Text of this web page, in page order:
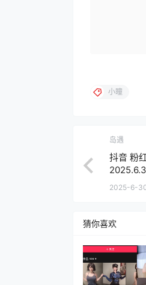
小瞳
岛遇
抖音 粉
2025-6-
猜你喜欢